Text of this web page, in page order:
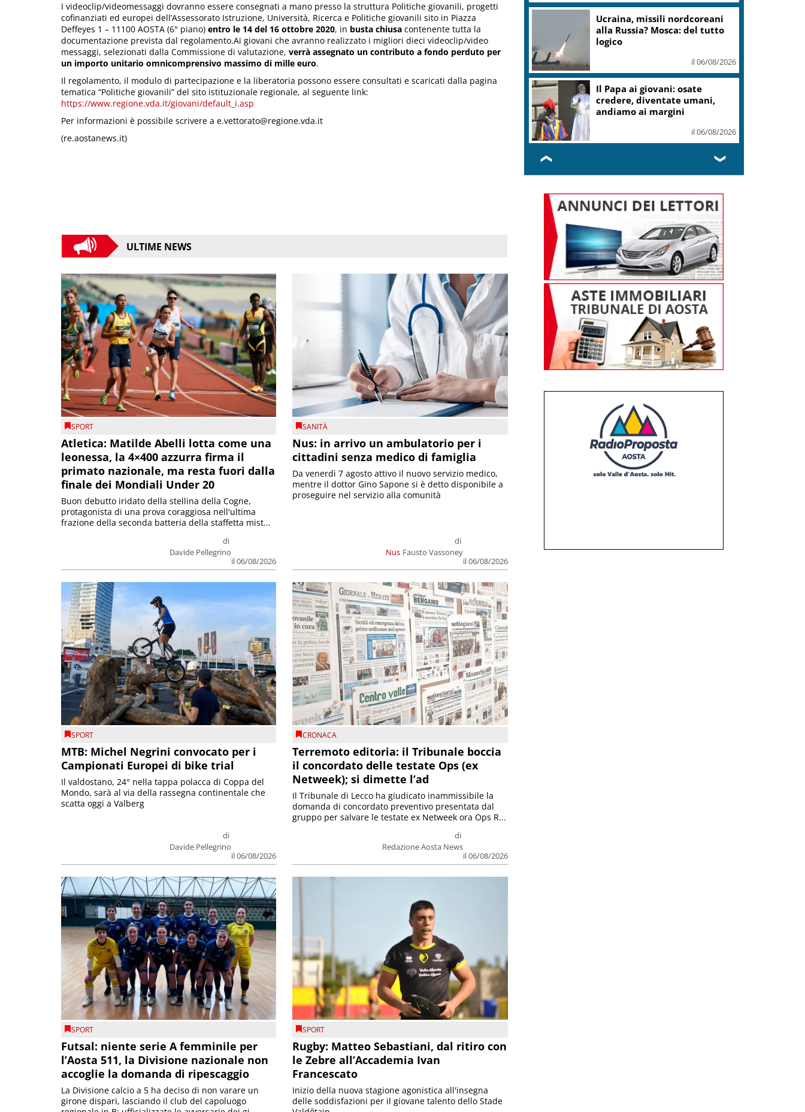
I videoclip/videomessaggi dovranno essere consegnati a mano presso la struttura Politiche giovanili, progetti
cofinanziati ed europei dell’Assessorato Istruzione, Università, Ricerca e Politiche giovanili sito in Piazza
Deffeyes 1 – 11100 AOSTA (6° piano) entro le 14 del 16 ottobre 2020, in busta chiusa contenente tutta la
documentazione prevista dal regolamento.Ai giovani che avranno realizzato i migliori dieci videoclip/video
messaggi, selezionati dalla Commissione di valutazione, verrà assegnato un contributo a fondo perduto per
un importo unitario omnicomprensivo massimo di mille euro.
Il regolamento, il modulo di partecipazione e la liberatoria possono essere consultati e scaricati dalla pagina
tematica “Politiche giovanili” del sito istituzionale regionale, al seguente link:
https://www.regione.vda.it/giovani/default_i.asp
Per informazioni è possibile scrivere a e.vettorato@regione.vda.it
(re.aostanews.it)
ULTIME NEWS
SPORT
Atletica: Matilde Abelli lotta come una
leonessa, la 4×400 azzurra firma il
primato nazionale, ma resta fuori dalla
finale dei Mondiali Under 20
di
Davide Pellegrino
il 06/08/2026
Buon debutto iridato della stellina della Cogne,
protagonista di una prova coraggiosa nell'ultima
frazione della seconda batteria della staffetta mist...
SANITÀ
Nus: in arrivo un ambulatorio per i
cittadini senza medico di famiglia
Nus
di
Fausto Vassoney
il 06/08/2026
Da venerdì 7 agosto attivo il nuovo servizio medico,
mentre il dottor Gino Sapone si è detto disponibile a
proseguire nel servizio alla comunità
SPORT
MTB: Michel Negrini convocato per i
Campionati Europei di bike trial
di
Davide Pellegrino
il 06/08/2026
Il valdostano, 24° nella tappa polacca di Coppa del
Mondo, sarà al via della rassegna continentale che
scatta oggi a Valberg
CRONACA
Terremoto editoria: il Tribunale boccia
il concordato delle testate Ops (ex
Netweek); si dimette l’ad
di
Redazione Aosta News
il 06/08/2026
Il Tribunale di Lecco ha giudicato inammissibile la
domanda di concordato preventivo presentata dal
gruppo per salvare le testate ex Netweek ora Ops R...
SPORT
Futsal: niente serie A femminile per
l’Aosta 511, la Divisione nazionale non
accoglie la domanda di ripescaggio
La Divisione calcio a 5 ha deciso di non varare un
girone dispari, lasciando il club del capoluogo
SPORT
Rugby: Matteo Sebastiani, dal ritiro con
le Zebre all’Accademia Ivan
Francescato
Inizio della nuova stagione agonistica all'insegna
delle soddisfazioni per il giovane talento dello Stade
Tartarughe marine: oltre 115
deposizioni seguite dal Wwf in
Sicilia
il 06/08/2026
Francesco Guccini, la voce
d’autore che raccontò l’Italia
il 06/08/2026
❮ ❯